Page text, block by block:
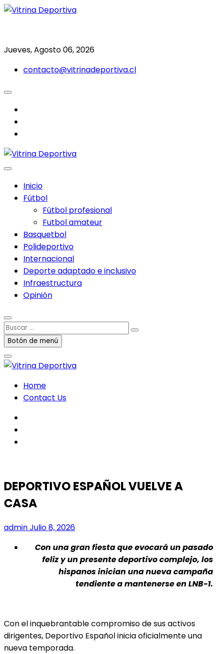
Saltar
Jueves, Agosto 06, 2026
contacto@vitrinadeportiva.cl
Inicio
Fútbol
Fútbol profesional
Futbol amateur
Basquetbol
Polideportivo
Internacional
Deporte adaptado e inclusivo
Infraestructura
Opinión
Buscar
…Botón de menú
Home
Contact Us
DEPORTIVO ESPAÑOL VUELVE A
CASA
adminJulio 8, 2026
Con una gran fiesta que evocará un pasado
feliz y un presente deportivo complejo, los
hispanos inician una nueva campaña
tendiente a mantenerse en LNB-1.
Con el inquebrantable compromiso de sus activos
dirigentes, Deportivo Español inicia oficialmente una
nueva temporada.